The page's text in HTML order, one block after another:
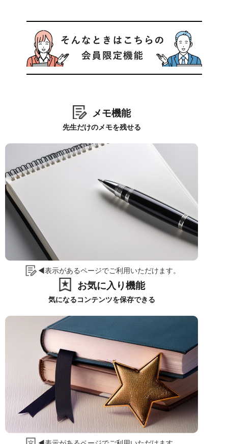
メモ機能
先生だけのメモを残せる
◀表示があるページでご利用いただけます。
お気に入り機能
気になるコンテンツを保存できる